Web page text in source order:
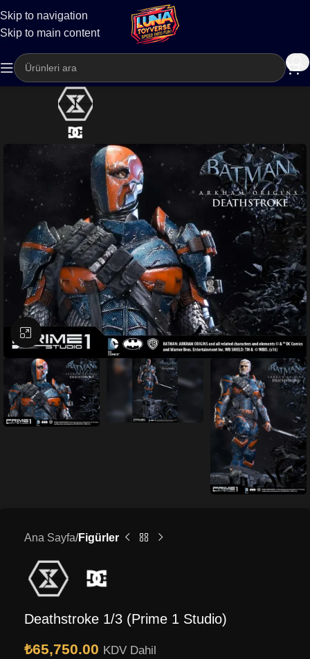
Skip to navigation
Skip to main content
Kargo
Büyütmek için tıklayın
Ana Sayfa Figürler
Deathstroke 1/3 (Prime 1 Studio)
₺65,750.00 KDV Dahil